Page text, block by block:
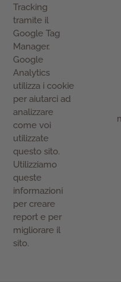
Tracking
tramite il
Google Tag
Manager.
Google
Analytics
utilizza i cookie
per aiutarci ad
analizzare
come voi
utilizzate
questo sito.
Utilizziamo
queste
informazioni
per creare
report e per
migliorare il
sito.